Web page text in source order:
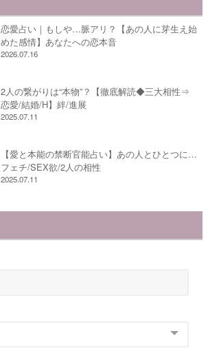
恋愛占い｜もしや…脈アリ？【あの人に芽生え始
めた感情】あなたへの恋本音
2026.07.16
2人の繋がりは“本物”？【徹底解読◆三大相性⇒
恋愛/結婚/H】絆/進展
2025.07.11
【愛と本能の禁断官能占い】あの人とひとつに…
フェチ/SEX欲/2人の相性
2025.07.11